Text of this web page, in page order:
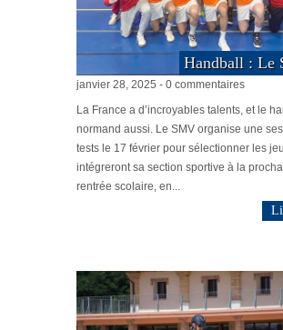
Handball : Le
janvier 28, 2025 - 0 commentaires
La France a d’incroyables talents, et le
normand aussi. Le SMV organise une
tests le 17 février pour sélectionner les
intégreront sa section sportive à la
rentrée scolaire, en...